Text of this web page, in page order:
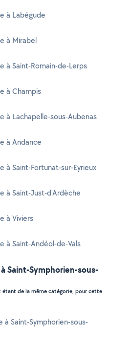
à Labégude
à Mirabel
à Saint-Romain-de-Lerps
à Champis
à Lachapelle-sous-Aubenas
à Andance
à Saint-Fortunat-sur-Eyrieux
à Saint-Just-d'Ardèche
à Viviers
à Saint-Andéol-de-Vals
Saint-Symphorien-sous-
étant de la même catégorie, pour cette
à Saint-Symphorien-sous-